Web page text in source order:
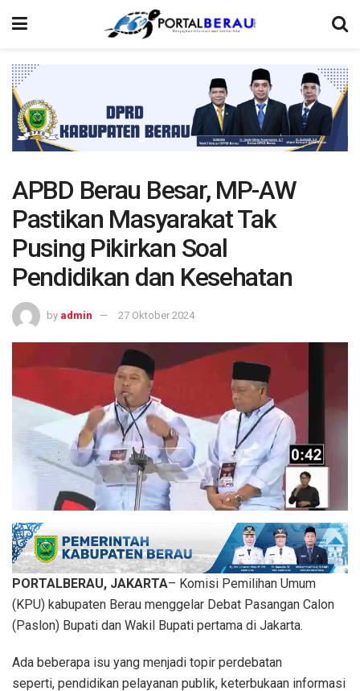
APBD Berau Besar, MP-AW
Pastikan Masyarakat Tak
Pusing Pikirkan Soal
Pendidikan dan Kesehatan
by admin 27 Oktober 2024
PORTALBERAU, JAKARTA– Komisi Pemilihan Umum
(KPU) kabupaten Berau menggelar Debat Pasangan Calon
(Paslon) Bupati dan Wakil Bupati pertama di Jakarta.
Ada beberapa isu yang menjadi topir perdebatan
seperti, pendidikan pelayanan publik, keterbukaan informasi